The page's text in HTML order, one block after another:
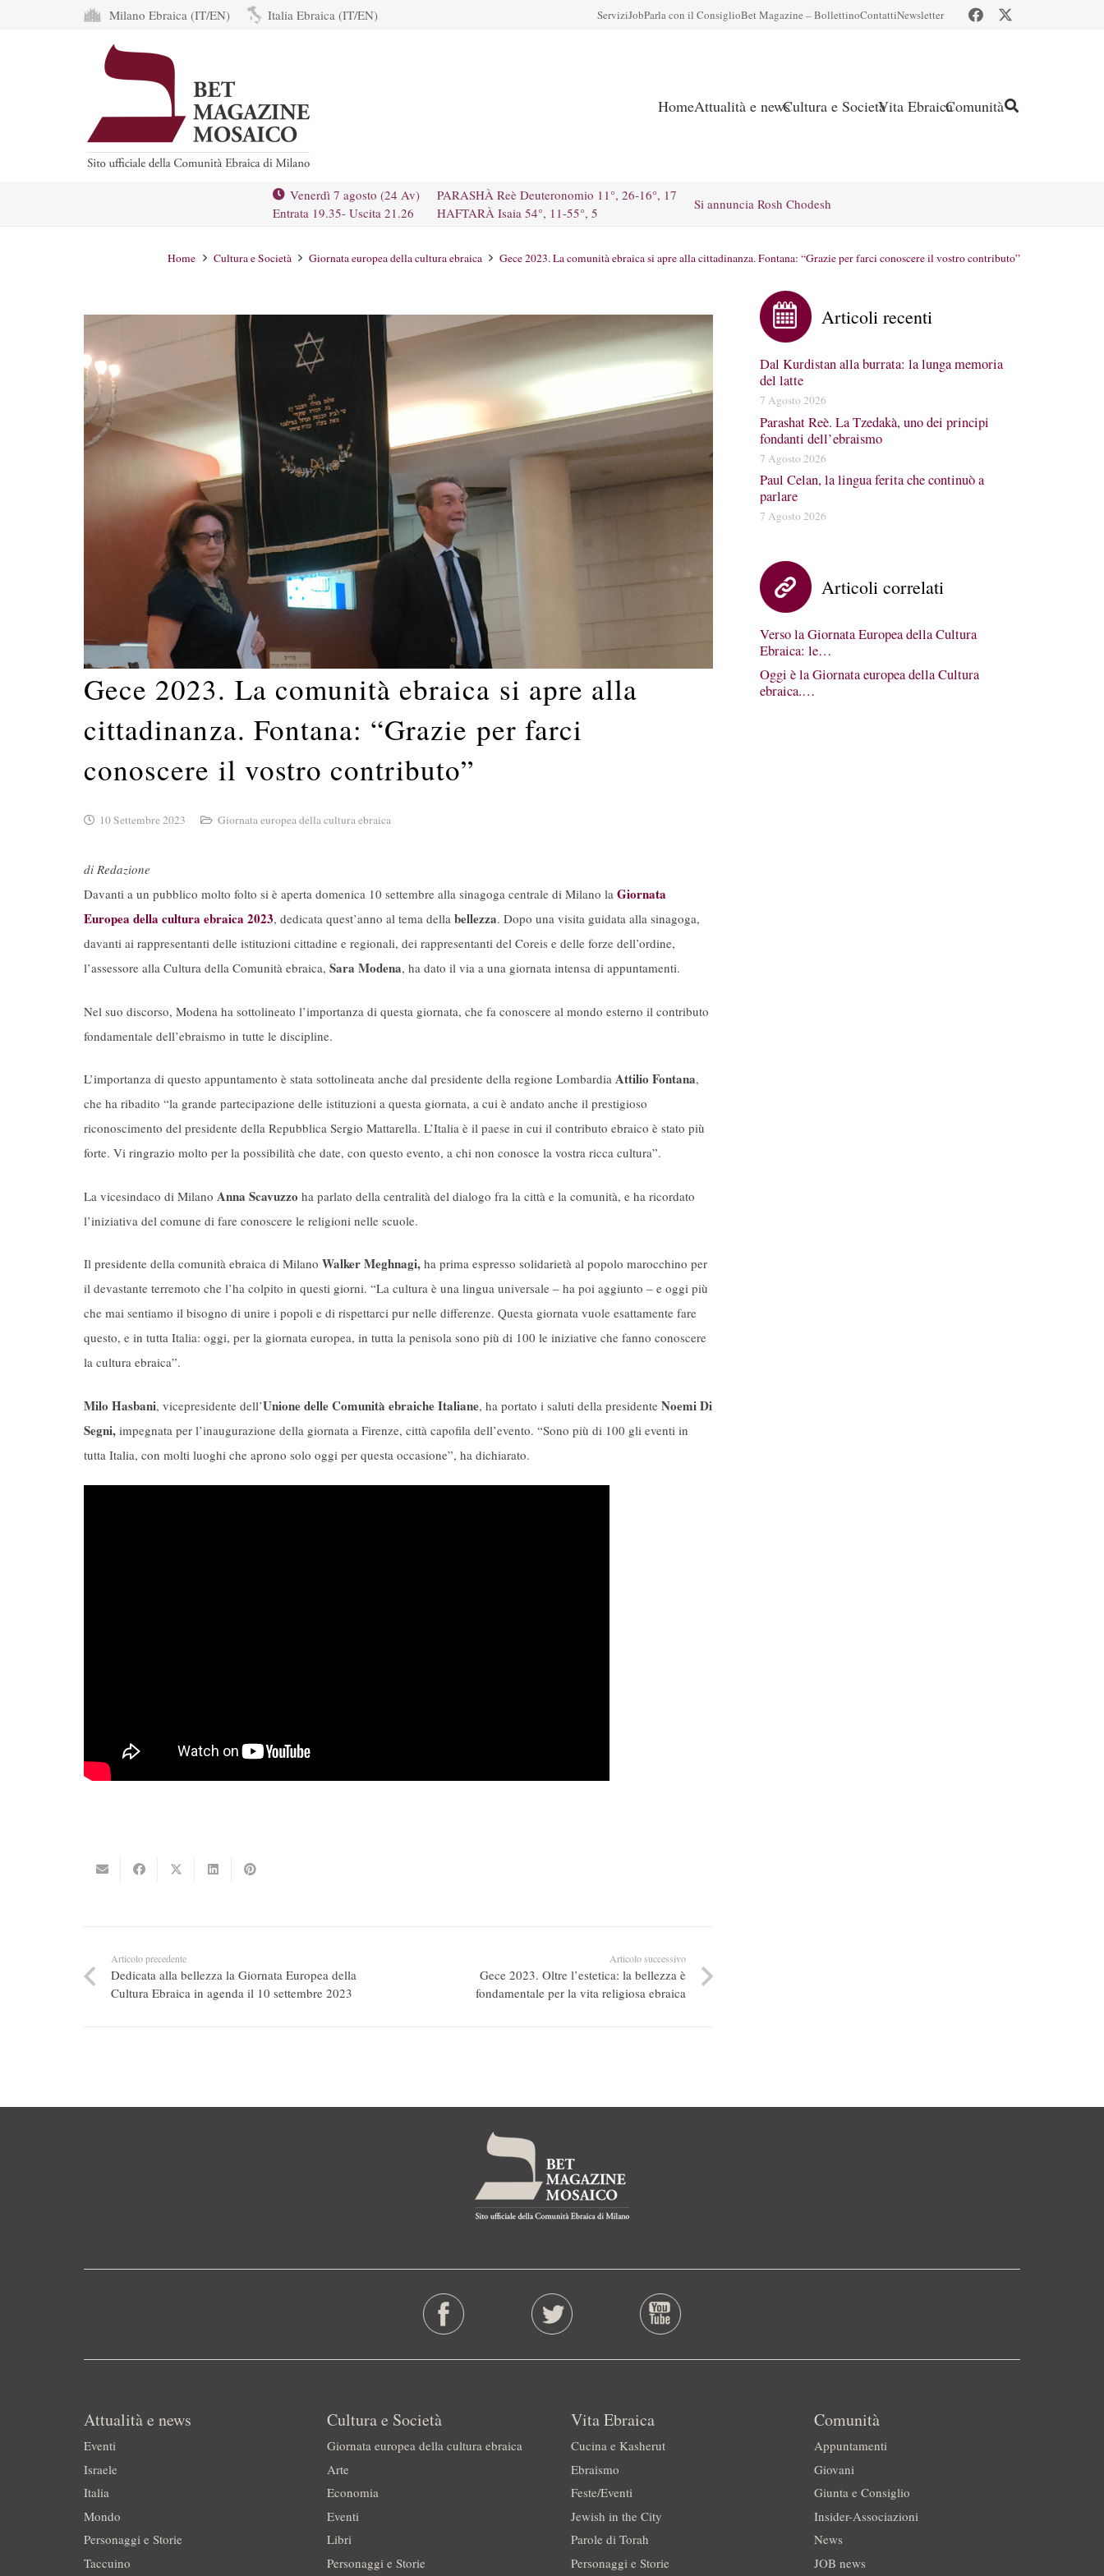
Milano Ebraica (IT/EN) Italia Ebraica (IT/EN) ServiziJobParla con il ConsiglioBet Magazine – BollettinoContattiNewsletter
HomeAttualità e newsCultura e SocietàVita EbraicaComunità
Venerdì 7 agosto (24 Av)
Entrata 19.35- Uscita 21.26
PARASHÀ Reè Deuteronomio 11°, 26-16°, 17
HAFTARÀ Isaia 54°, 11-55°, 5
Si annuncia Rosh Chodesh
Home Cultura e Società Giornata europea della cultura ebraica Gece 2023. La comunità ebraica si apre alla cittadinanza. Fontana: “Grazie per farci conoscere il vostro contributo”
Gece 2023. La comunità ebraica si apre alla
cittadinanza. Fontana: “Grazie per farci
conoscere il vostro contributo”
10 Settembre 2023 Giornata europea della cultura ebraica
di Redazione
Davanti a un pubblico molto folto si è aperta domenica 10 settembre alla sinagoga centrale di Milano la Giornata
Europea della cultura ebraica 2023, dedicata quest’anno al tema della bellezza. Dopo una visita guidata alla sinagoga,
davanti ai rappresentanti delle istituzioni cittadine e regionali, dei rappresentanti del Coreis e delle forze dell’ordine,
l’assessore alla Cultura della Comunità ebraica, Sara Modena, ha dato il via a una giornata intensa di appuntamenti.
Nel suo discorso, Modena ha sottolineato l’importanza di questa giornata, che fa conoscere al mondo esterno il contributo
fondamentale dell’ebraismo in tutte le discipline.
L’importanza di questo appuntamento è stata sottolineata anche dal presidente della regione Lombardia Attilio Fontana,
che ha ribadito “la grande partecipazione delle istituzioni a questa giornata, a cui è andato anche il prestigioso
riconoscimento del presidente della Repubblica Sergio Mattarella. L’Italia è il paese in cui il contributo ebraico è stato più
forte. Vi ringrazio molto per la possibilità che date, con questo evento, a chi non conosce la vostra ricca cultura”.
La vicesindaco di Milano Anna Scavuzzo ha parlato della centralità del dialogo fra la città e la comunità, e ha ricordato
l’iniziativa del comune di fare conoscere le religioni nelle scuole.
Il presidente della comunità ebraica di Milano Walker Meghnagi, ha prima espresso solidarietà al popolo marocchino per
il devastante terremoto che l’ha colpito in questi giorni. “La cultura è una lingua universale – ha poi aggiunto – e oggi più
che mai sentiamo il bisogno di unire i popoli e di rispettarci pur nelle differenze. Questa giornata vuole esattamente fare
questo, e in tutta Italia: oggi, per la giornata europea, in tutta la penisola sono più di 100 le iniziative che fanno conoscere
la cultura ebraica”.
Milo Hasbani, vicepresidente dell’Unione delle Comunità ebraiche Italiane, ha portato i saluti della presidente Noemi Di
Segni, impegnata per l’inaugurazione della giornata a Firenze, città capofila dell’evento. “Sono più di 100 gli eventi in
tutta Italia, con molti luoghi che aprono solo oggi per questa occasione”, ha dichiarato.
Articolo precedente
Dedicata alla bellezza la Giornata Europea della
Cultura Ebraica in agenda il 10 settembre 2023
Articolo successivo
Gece 2023. Oltre l’estetica: la bellezza è
fondamentale per la vita religiosa ebraica
Articoli recenti
Dal Kurdistan alla burrata: la lunga memoria
del latte
7 Agosto 2026
Parashat Reè. La Tzedakà, uno dei principi
fondanti dell’ebraismo
7 Agosto 2026
Paul Celan, la lingua ferita che continuò a
parlare
7 Agosto 2026
Articoli correlati
Verso la Giornata Europea della Cultura
Ebraica: le…
Oggi è la Giornata europea della Cultura
ebraica.…
Attualità e news
Eventi
Israele
Italia
Mondo
Personaggi e Storie
Taccuino
Cultura e Società
Giornata europea della cultura ebraica
Arte
Economia
Eventi
Libri
Personaggi e Storie
Vita Ebraica
Cucina e Kasherut
Ebraismo
Feste/Eventi
Jewish in the City
Parole di Torah
Personaggi e Storie
Comunità
Appuntamenti
Giovani
Giunta e Consiglio
Insider-Associazioni
News
JOB news